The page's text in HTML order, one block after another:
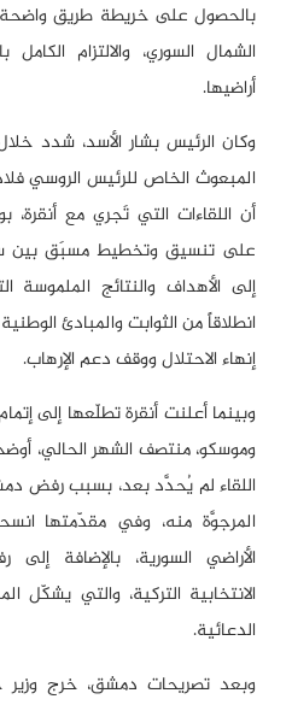
بالحصول على خريطة طريق
الشمال السوري، والالتزام
أراضيها.
وكان الرئيس بشار الأسد، شدد
المبعوث الخاص للرئيس الروسي
أن اللقاءات التي تَجري مع
على تنسيق وتخطيط مسبَق بين
إلى الأهداف والنتائج الملموسة
انطلاقاً من الثوابت والمبادئ
إنهاء الاحتلال ووقف دعم الإرهاب.
وبينما أعلنت أنقرة تطلّعها إلى
وموسكو، منتصف الشهر الحالي،
اللقاء لم يُحدَّد بعد، بسبب رفض
المرجوَّة منه، وفي مقدّمتها
الأراضي السورية، بالإضافة
الانتخابية التركية، والتي يشكّل
الدعائية.
وبعد تصريحات دمشق، خرج وزير